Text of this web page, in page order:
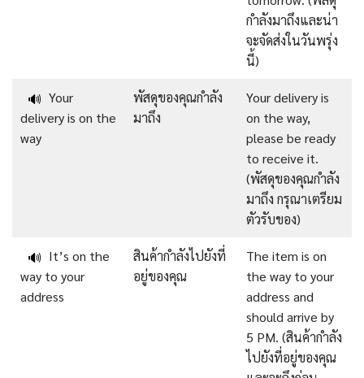
กำลังมาถึงและน่า
จะจัดส่งในวันพรุ่ง
นี้)
🔊 Your
delivery is on the
way
พัสดุของคุณกำลัง
มาถึง
Your delivery is
on the way,
please be ready
to receive it.
(พัสดุของคุณกำลัง
มาถึง กรุณาเตรียม
ตัวรับของ)
🔊 It’s on the
way to your
address
สินค้ากำลังไปยังที่
อยู่ของคุณ
The item is on
the way to your
address and
should arrive by
5 PM. (สินค้ากำลัง
ไปยังที่อยู่ของคุณ